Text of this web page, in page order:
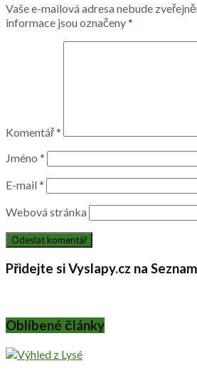
Vaše e-mailová adresa nebude
informace jsou označeny*
Komentář*
Jméno *
E-mail *
Webová stránka
Přidejte si Vyslapy.cz na
Oblíbené články